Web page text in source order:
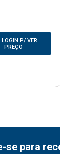
LOGIN P/ VER
PREÇO
se para